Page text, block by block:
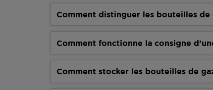
Comment distinguer les bouteilles
Comment fonctionne la consigne
Comment stocker les bouteilles de